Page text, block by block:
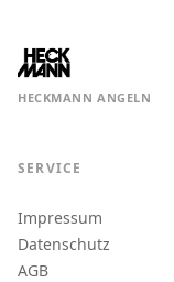
HECKMANN ANGELN
SERVICE
Impressum
Datenschutz
AGB